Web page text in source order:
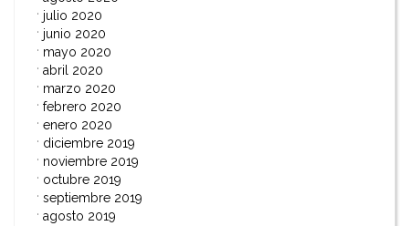
julio 2020
junio 2020
mayo 2020
abril 2020
marzo 2020
febrero 2020
enero 2020
diciembre 2019
noviembre 2019
octubre 2019
septiembre 2019
agosto 2019